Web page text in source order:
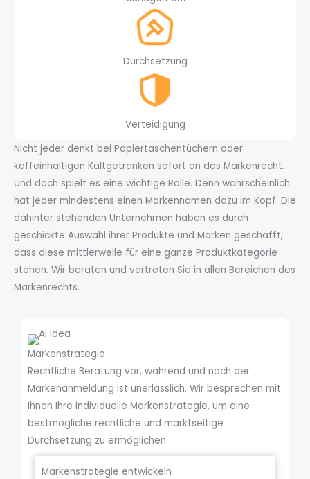
Durchsetzung
Verteidigung
Nicht jeder denkt bei Papiertaschentüchern oder
koffeinhaltigen Kaltgetränken sofort an das Markenrecht.
Und doch spielt es eine wichtige Rolle. Denn wahrscheinlich
hat jeder mindestens einen Markennamen dazu im Kopf. Die
dahinter stehenden Unternehmen haben es durch
geschickte Auswahl ihrer Produkte und Marken geschafft,
dass diese mittlerweile für eine ganze Produktkategorie
stehen. Wir beraten und vertreten Sie in allen Bereichen des
Markenrechts.
Markenstrategie
Rechtliche Beratung vor, während und nach der
Markenanmeldung ist unerlässlich. Wir besprechen mit
Ihnen Ihre individuelle Markenstrategie, um eine
bestmögliche rechtliche und marktseitige
Durchsetzung zu ermöglichen.
Markenstrategie entwickeln